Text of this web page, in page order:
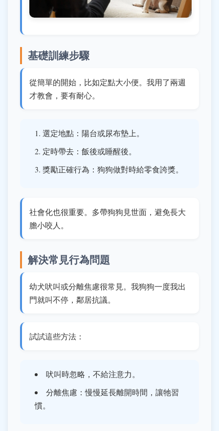
基礎訓練步驟
從簡單的開始，比如定點大小便。我用了兩週
才教會，要有耐心。
選定地點：陽台或尿布墊上。
定時帶去：飯後或睡醒後。
獎勵正確行為：狗狗做對時給零食誇獎。
社會化也很重要。多帶狗狗見世面，避免長大
膽小咬人。
解決常見行為問題
幼犬吠叫或分離焦慮很常見。我狗狗一度我出
門就叫不停，鄰居抗議。
試試這些方法：
吠叫時忽略，不給注意力。
分離焦慮：慢慢延長離開時間，讓牠習
慣。